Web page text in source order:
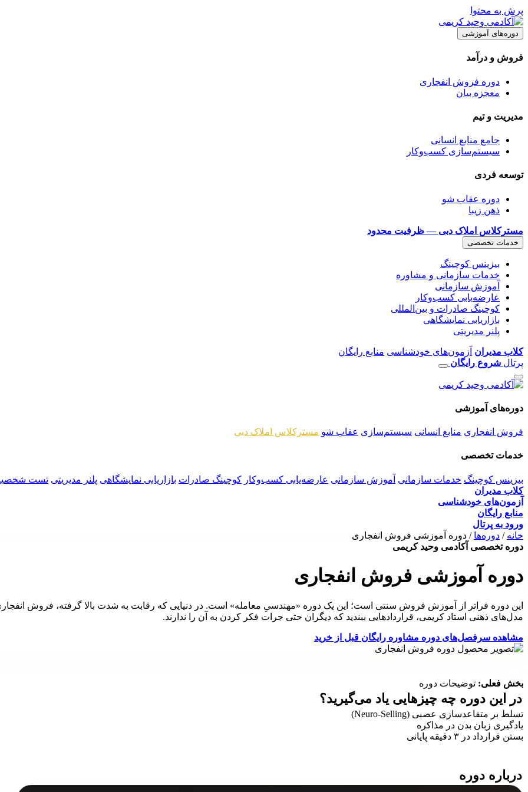
پرش به محتوا
دوره‌های آموزشی
فروش و درآمد
دوره فروش انفجاری
معجزه بیان
مدیریت و تیم
جامع منابع انسانی
سیستم‌سازی کسب‌وکار
توسعه فردی
دوره عقاب شو
ذهن زیبا
مسترکلاس املاک دبی — ظرفیت محدود
خدمات تخصصی
بیزینس کوچینگ
خدمات سازمانی و مشاوره
آموزش سازمانی
عارضه‌یابی کسب‌وکار
کوچینگ صادرات و بین‌المللی
بازاریابی نمایشگاهی
پلنر مدیریتی
کلاب مدیران آزمون‌های خودشناسی منابع رایگان
پرتال شروع رایگان
دوره‌های آموزشی
فروش انفجاری منابع انسانی سیستم‌سازی عقاب شو مسترکلاس املاک دبی
خدمات تخصصی
بیزینس کوچینگ خدمات سازمانی آموزش سازمانی عارضه‌یابی کسب‌وکار کوچینگ صادرات بازاریابی نمایشگاهی پلنر مدیریتی تست
کلاب مدیران
آزمون‌های خودشناسی
منابع رایگان
ورود به پرتال
خانه / دوره‌ها / دوره آموزشی فروش انفجاری
دوره تخصصی آکادمی وحید کریمی
دوره آموزشی فروش انفجاری
این دوره فراتر از آموزش فروش سنتی است؛ این یک دوره «مهندسیِ معامله» است. در دنیایی که رقابت به شدت بالا گرفته، فروش
مدل‌های ذهنی استاد کریمی، قراردادهایی ببندید که دیگران حتی جرات فکر کردن به آن را ندارند.
مشاهده سرفصل‌های دوره مشاوره رایگان قبل از خرید
بخش فعلی: توضیحات دوره
در این دوره چه چیزهایی یاد می‌گیرید؟
تسلط بر متقاعدسازی عصبی (Neuro-Selling)
یادگیری زبان بدن در مذاکره
بستن قرارداد در ۳ دقیقه پایانی
درباره دوره